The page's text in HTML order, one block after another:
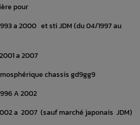
pour
a 2000 et sti JDM (du 04/1997 au
a 2007
chassis gd9gg9
A 2002
a 2007 (sauf marché japonais JDM)